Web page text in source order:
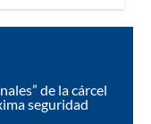
de la cárcel
seguridad